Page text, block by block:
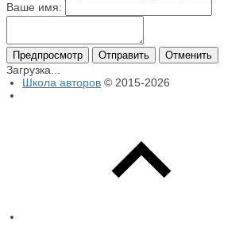
Ваше имя:
Загрузка...
Школа авторов © 2015-2026